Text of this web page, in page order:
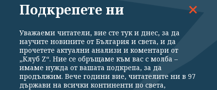
СПОРТ КУЛТУРА ТЕХНОЛОГИИ КАЛЕЙДОСКОП
Общи условия Политика за поверителност
Подкрепете ни
Уважаеми читатели, вие сте тук и днес, за да
научите новините от България и света, и да
прочетете актуални анализи и коментари от
„Клуб Z“. Ние се обръщаме към вас с молба –
имаме нужда от вашата подкрепа, за да
продължим. Вече години вие, читателите ни в 97
държави на всички континенти по света,